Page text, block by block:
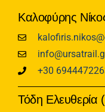
Καλοφύρης
+30
Τόδη